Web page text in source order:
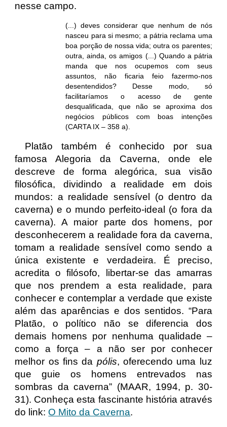
nesse campo.
(...) deves considerar que nenhum de nós
nasceu para si mesmo; a pátria reclama uma
boa porção de nossa vida; outra os parentes;
outra, ainda, os amigos (...) Quando a pátria
manda que nos ocupemos com seus
assuntos, não ficaria feio fazermo-nos
desentendidos? Desse modo, só
facilitaríamos o acesso de gente
desqualificada, que não se aproxima dos
negócios públicos com boas intenções
(CARTA IX – 358 a).
Platão também é conhecido por sua
famosa Alegoria da Caverna, onde ele
descreve de forma alegórica, sua visão
filosófica, dividindo a realidade em dois
mundos: a realidade sensível (o dentro da
caverna) e o mundo perfeito-ideal (o fora da
caverna). A maior parte dos homens, por
desconhecerem a realidade fora da caverna,
tomam a realidade sensível como sendo a
única existente e verdadeira. É preciso,
acredita o filósofo, libertar-se das amarras
que nos prendem a esta realidade, para
conhecer e contemplar a verdade que existe
além das aparências e dos sentidos. “Para
Platão, o político não se diferencia dos
demais homens por nenhuma qualidade –
como a força – a não ser por conhecer
melhor os fins da pólis, oferecendo uma luz
que guie os homens entrevados nas
sombras da caverna” (MAAR, 1994, p. 30-
31). Conheça esta fascinante história através
do link: O Mito da Caverna.